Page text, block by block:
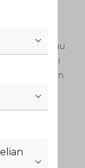
dahulu.
platina. Kalau
bisa mulai
tutup